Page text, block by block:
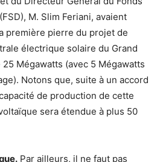
M. Slim Feriani, avaient
première pierre du projet de
électrique solaire du Grand
25 Mégawatts (avec 5 Mégawatts
Notons que, suite à un accord
de production de cette
sera étendue à plus 50
Par ailleurs, il ne faut pas